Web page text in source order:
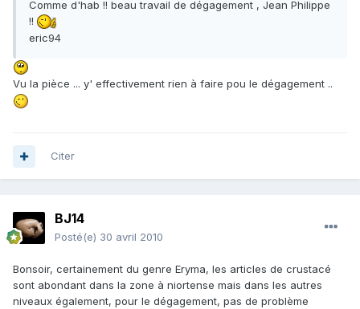
Comme d'hab !! beau travail de dégagement , Jean Philippe
!!
eric94
Vu la pièce ... y' effectivement rien à faire pou le dégagement ..
Citer
BJ14
Posté(e) 30 avril 2010
Bonsoir, certainement du genre Eryma, les articles de crustacé
sont abondant dans la zone à niortense mais dans les autres
niveaux également, pour le dégagement, pas de problème